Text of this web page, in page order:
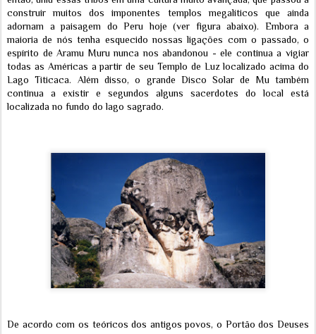
construir muitos dos imponentes templos megalíticos que ainda
adornam a paisagem do Peru hoje (ver figura abaixo). Embora a
maioria de nós tenha esquecido nossas ligações com o passado, o
espírito de Aramu Muru nunca nos abandonou - ele continua a vigiar
todas as Américas a partir de seu Templo de Luz localizado acima do
Lago Titicaca. Além disso, o grande Disco Solar de Mu também
continua a existir e segundos alguns sacerdotes do local está
localizada no fundo do lago sagrado.
De acordo com os teóricos dos antigos povos, o Portão dos Deuses